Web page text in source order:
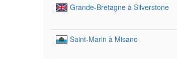
Grande-Bretagne à Silverstone
Saint-Marin à Misano